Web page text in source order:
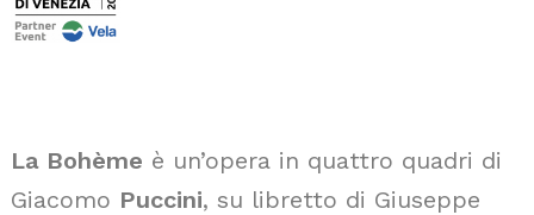
La Bohème è un’opera in quattro quadri di
Giacomo Puccini, su libretto di Giuseppe